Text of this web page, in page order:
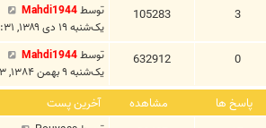
3
105283 توسطMahdi1944
یک‌شنبه ۱۹ دی ۱۳۸۹, ۱۲:۳۱ ق.ظ
0
632912 توسطMahdi1944
یک‌شنبه ۹ بهمن ۱۳۸۴, ۳:۱۳ ق.ظ
پاسخ ها مشاهده آخرین پست